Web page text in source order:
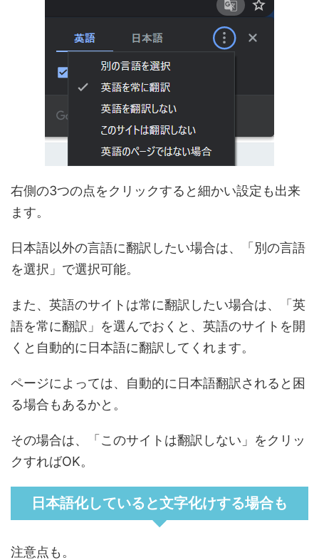
右側の3つの点をクリックすると細かい設定も出来
ます。
日本語以外の言語に翻訳したい場合は、「別の言語
を選択」で選択可能。
また、英語のサイトは常に翻訳したい場合は、「英
語を常に翻訳」を選んでおくと、英語のサイトを開
くと自動的に日本語に翻訳してくれます。
ページによっては、自動的に日本語翻訳されると困
る場合もあるかと。
その場合は、「このサイトは翻訳しない」をクリッ
クすればOK。
日本語化していると文字化けする場合も
注意点も。